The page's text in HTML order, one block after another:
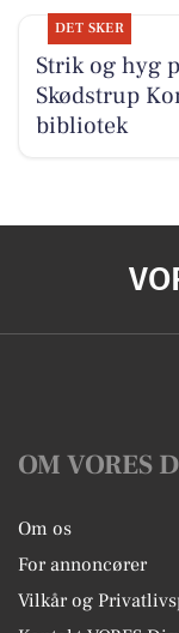
DET SKER
Strik og hyg
Skødstrup
bibliotek
OM VORES
Om os
For annoncører
Vilkår og